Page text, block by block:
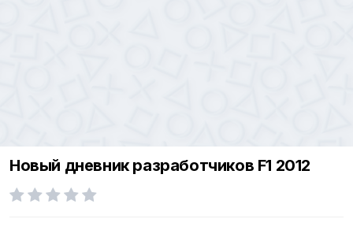
Новый дневник разработчиков F1 2012